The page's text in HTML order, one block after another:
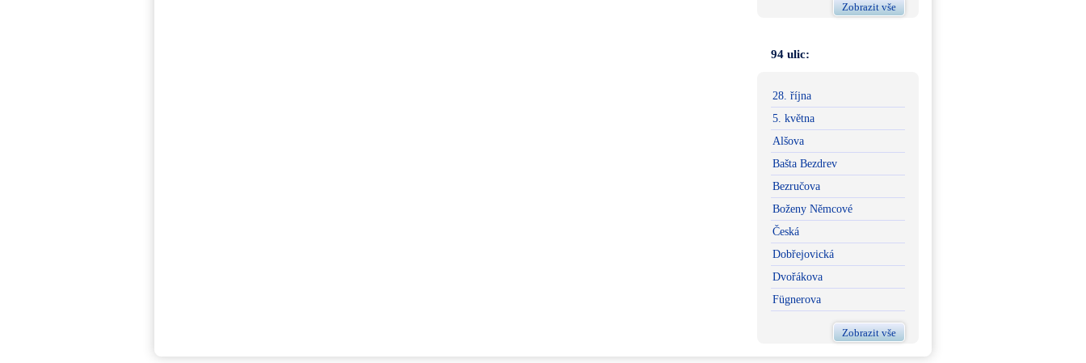
Zobrazit vše
94 ulic:
28. října
5. května
Alšova
Bašta Bezdrev
Bezručova
Boženy Němcové
Česká
Dobřejovická
Dvořákova
Fügnerova
Zobrazit vše